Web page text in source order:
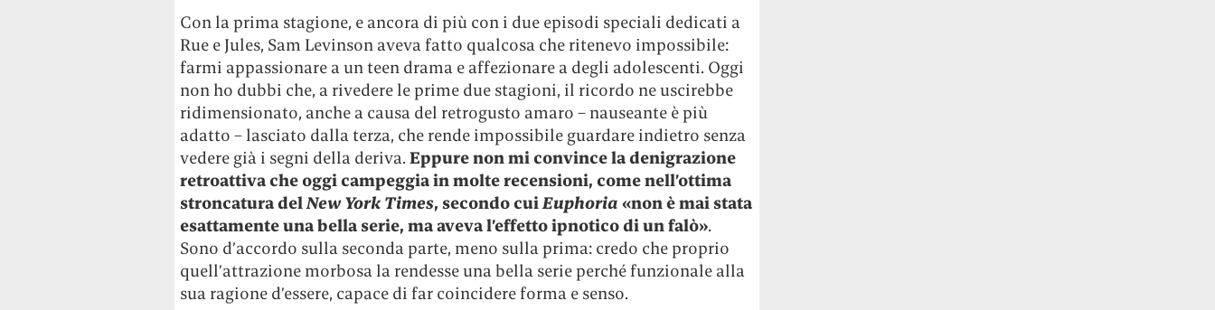
Con la prima stagione, e ancora di più con i due episodi speciali dedicati a
Rue e Jules, Sam Levinson aveva fatto qualcosa che ritenevo impossibile:
farmi appassionare a un teen drama e affezionare a degli adolescenti. Oggi
non ho dubbi che, a rivedere le prime due stagioni, il ricordo ne uscirebbe
ridimensionato, anche a causa del retrogusto amaro – nauseante è più
adatto – lasciato dalla terza, che rende impossibile guardare indietro senza
vedere già i segni della deriva.Eppure non mi convince la denigrazione
retroattiva che oggi campeggia in molte recensioni, come nell’ottima
stroncatura delNew York Times, secondo cuiEuphoria «non è mai stata
esattamente una bella serie, ma aveva l’effetto ipnotico di un falò».
Sono d’accordo sulla seconda parte, meno sulla prima: credo che proprio
quell’attrazione morbosa la rendesse una bella serie perché funzionale alla
sua ragione d’essere, capace di far coincidere forma e senso.